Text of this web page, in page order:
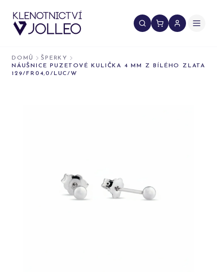
DOMŮ
ŠPERKY
NÁUŠNICE PUZETOVÉ KULIČKA 4 MM Z BÍLÉHO ZLATA
129/FR04,0/LUC/W